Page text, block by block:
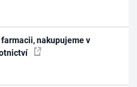
nakupujeme v